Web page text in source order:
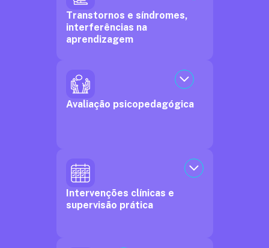
Transtornos e síndromes,
interferências na
aprendizagem
Avaliação psicopedagógica
Intervenções clínicas e
supervisão prática